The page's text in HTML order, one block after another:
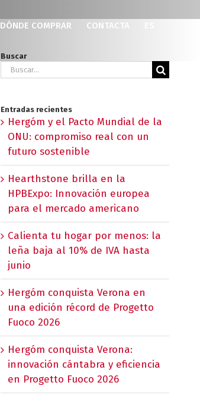
DÓNDE COMPRAR CONTACTA
Buscar
Buscar:
Entradas recientes
Hergóm y el Pacto Mundial de la
ONU: compromiso real con un
futuro sostenible
Hearthstone brilla en la
HPBExpo: Innovación europea
para el mercado americano
Calienta tu hogar por menos: la
leña baja al 10% de IVA hasta
junio
Hergóm conquista Verona en
una edición récord de Progetto
Fuoco 2026
Hergóm conquista Verona:
innovación cántabra y eficiencia
en Progetto Fuoco 2026